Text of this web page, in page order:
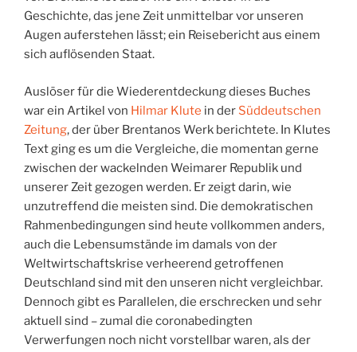
Geschichte, das jene Zeit unmittelbar vor unseren
Augen auferstehen lässt; ein Reisebericht aus einem
sich auflösenden Staat.
Auslöser für die Wiederentdeckung dieses Buches
war ein Artikel von Hilmar Klute in der Süddeutschen
Zeitung, der über Brentanos Werk berichtete. In Klutes
Text ging es um die Vergleiche, die momentan gerne
zwischen der wackelnden Weimarer Republik und
unserer Zeit gezogen werden. Er zeigt darin, wie
unzutreffend die meisten sind. Die demokratischen
Rahmenbedingungen sind heute vollkommen anders,
auch die Lebensumstände im damals von der
Weltwirtschaftskrise verheerend getroffenen
Deutschland sind mit den unseren nicht vergleichbar.
Dennoch gibt es Parallelen, die erschrecken und sehr
aktuell sind – zumal die coronabedingten
Verwerfungen noch nicht vorstellbar waren, als der